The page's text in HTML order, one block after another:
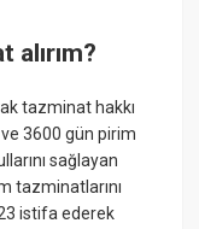
alırım?
tazminat hakkı
ve 3600 gün pirim
sağlayan
tazminatlarını
istifa ederek